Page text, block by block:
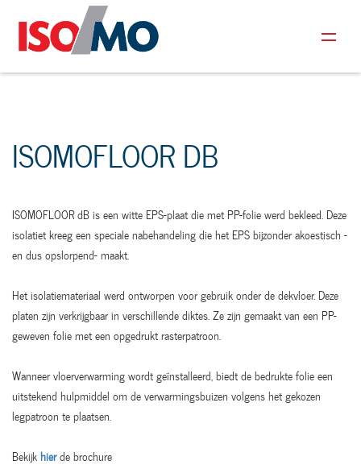
ISOMOFLOOR DB
ISOMOFLOOR dB is een witte EPS-plaat die met PP-folie werd bekleed. Deze
isolatiet kreeg een speciale nabehandeling die het EPS bijzonder akoestisch -
en dus opslorpend- maakt.
Het isolatiemateriaal werd ontworpen voor gebruik onder de dekvloer. Deze
platen zijn verkrijgbaar in verschillende diktes. Ze zijn gemaakt van een PP-
geweven folie met een opgedrukt rasterpatroon.
Wanneer vloerverwarming wordt geïnstalleerd, biedt de bedrukte folie een
uitstekend hulpmiddel om de verwarmingsbuizen volgens het gekozen
legpatroon te plaatsen.
Bekijkhierde brochure